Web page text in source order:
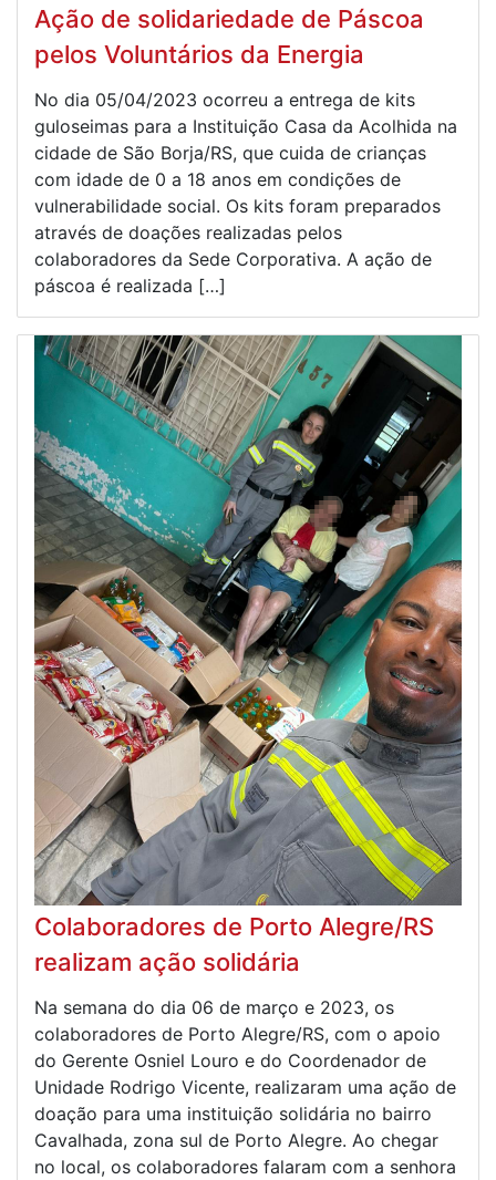
Ação de solidariedade de Páscoa
pelos Voluntários da Energia
No dia 05/04/2023 ocorreu a entrega de kits
guloseimas para a Instituição Casa da Acolhida na
cidade de São Borja/RS, que cuida de crianças
com idade de 0 a 18 anos em condições de
vulnerabilidade social. Os kits foram preparados
através de doações realizadas pelos
colaboradores da Sede Corporativa. A ação de
páscoa é realizada […]
Colaboradores de Porto Alegre/RS
realizam ação solidária
Na semana do dia 06 de março e 2023, os
colaboradores de Porto Alegre/RS, com o apoio
do Gerente Osniel Louro e do Coordenador de
Unidade Rodrigo Vicente, realizaram uma ação de
doação para uma instituição solidária no bairro
Cavalhada, zona sul de Porto Alegre. Ao chegar
no local, os colaboradores falaram com a senhora